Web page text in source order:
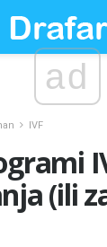
ad
IVF
(ili